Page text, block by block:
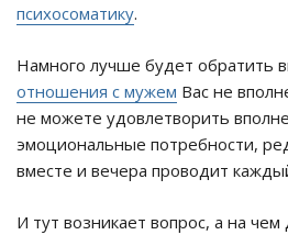
психосоматику.
Намного лучше будет обратить
отношения с мужем Вас не
не можете удовлетворить
эмоциональные потребности,
вместе и вечера проводит
И тут возникает вопрос, а на чем